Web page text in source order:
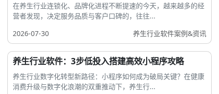
在养生行业连锁化、品牌化进程不断提速的今天，越来越多的经
营者发现，决定服务品质与客户口碑的，往往...
2026-07-30
养生行业软件案例&资讯
养生行业软件：3步低投入搭建高效小程序攻略
养生行业数字化转型新路径：小程序如何成为破局关键？在健康
消费升级与数字化浪潮的双重推动下，养生行...